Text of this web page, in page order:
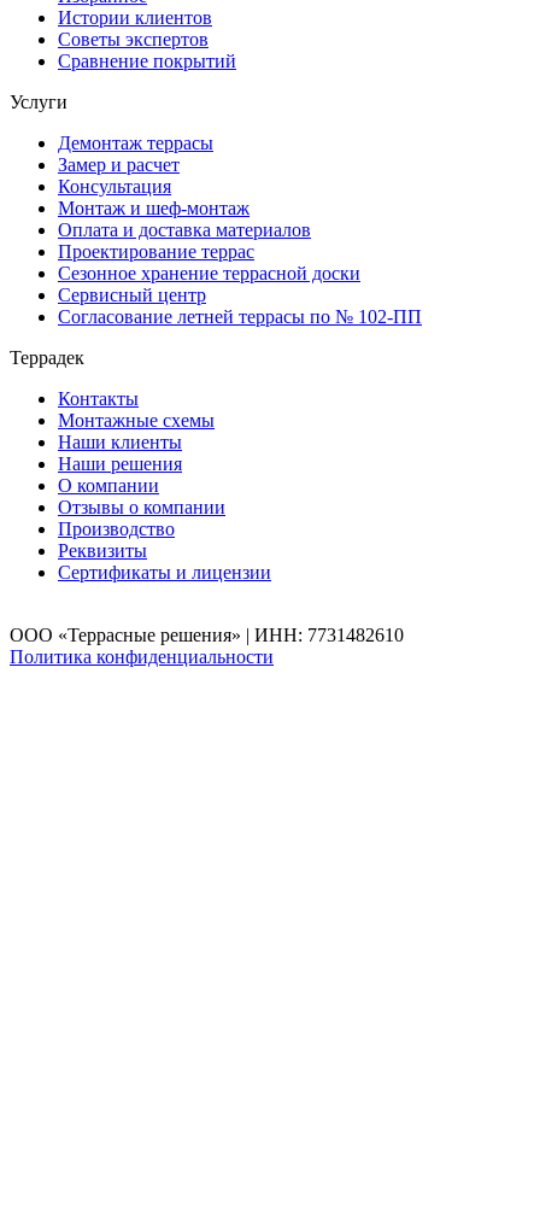
Истории клиентов
Советы экспертов
Сравнение покрытий
Услуги
Демонтаж террасы
Замер и расчет
Консультация
Монтаж и шеф-монтаж
Оплата и доставка материалов
Проектирование террас
Сезонное хранение террасной доски
Сервисный центр
Согласование летней террасы по № 102-ПП
Террадек
Контакты
Монтажные схемы
Наши клиенты
Наши решения
О компании
Отзывы о компании
Производство
Реквизиты
Сертификаты и лицензии
ООО «Террасные решения» | ИНН: 7731482610
Политика конфиденциальности